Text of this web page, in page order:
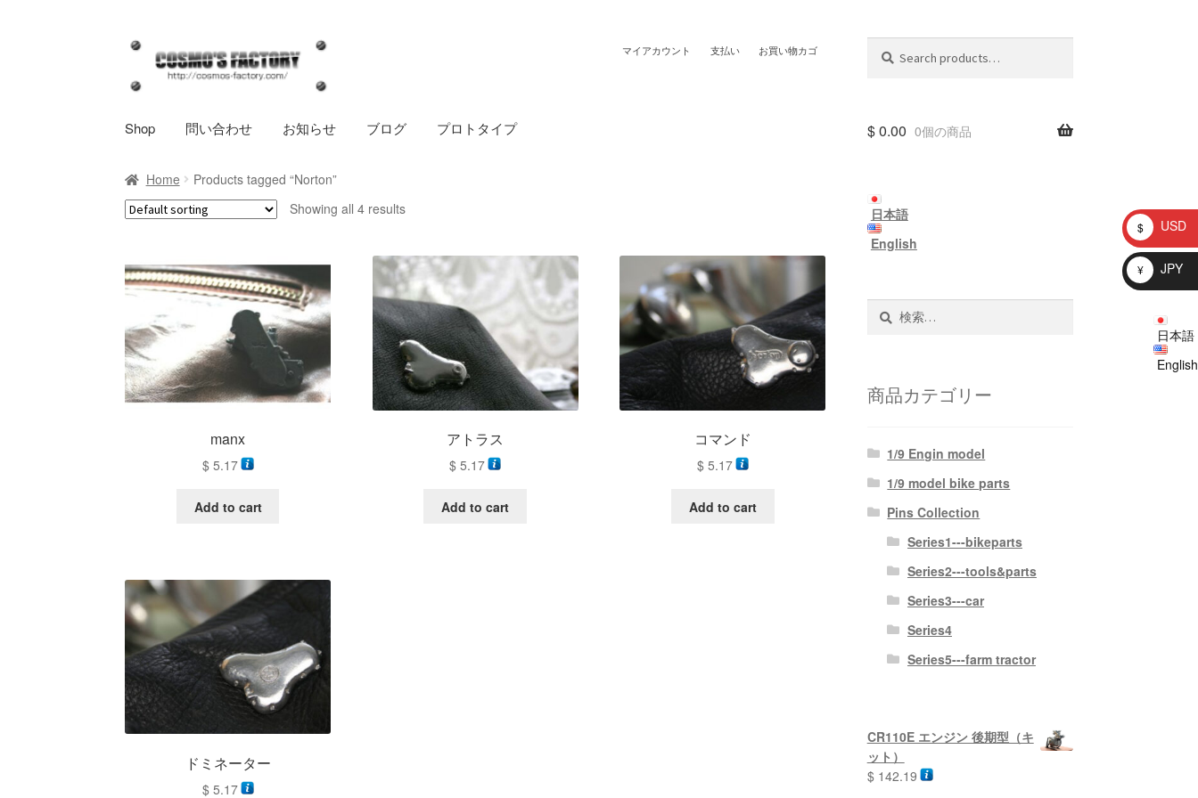
ナ
ゲ
シ
ン
へ
ス
ッ
プ
コ
テ
ツ
ス
キ
ッ
マイアカウント 支払い お買い物カゴ
for:
Shop 問い合わせ お知らせ ブログ プロトタイプ $0.00 0個の商品
日本語
English
Home
Products tagged “Norton”
Showing all 4 results
manx
$5.17
Add to cart
アトラス
$ 5.17
Add to cart
コマンド
$5.17
Add to cart
ドミネーター
$5.17
日本語
English
商品カテゴリー
1/9 Engin model
1/9 model bike parts
Pins Collection
Series1---bikeparts
Series2---tools&parts
Series3---car
Series4
Series5---farm tractor
CR110E エンジン 後期型（キ
ット）
$142.19
$ USD
¥ JPY